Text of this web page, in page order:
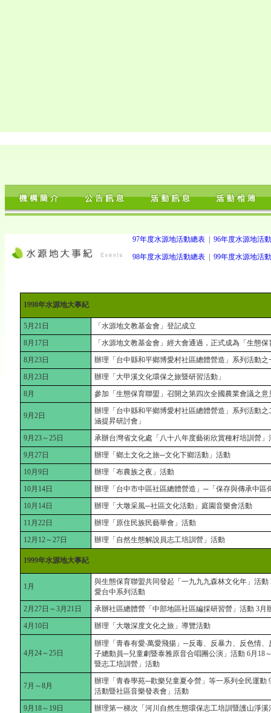
97年度水源地活動總表 96年度水源地活
98年度水源地活動總表 99年度水源地活
1998年水源地大事紀
5月21日
「水源地文教基金會」登記成立
8月17日
「水源地文教基金會」經大會通過，正式成為「生態
8月23日
辦理「台中縣和平鄉博愛村社區總體營造」系列活動
8月23日
辦理「大甲溪文化環保之旅暨研習活動」
8月
參加「生態保育聯盟」召開之第四次全國農業會議之意
9月2日
辦理「台中縣和平鄉博愛村社區總體營造」系列活動
涵提昇研討會」
9月23～25日
承辦台灣省文化處「八十八年度藝術欣賞種籽培訓營」
9月27日
辦理「鄉土文化之旅─文化下鄉活動」活動
10月9日
辦理「布農族之夜」活動
10月14日
辦理「台中市中區社區總體營造」─「保存與傳承中區
10月14日
辦理「大墩采風─社區文化活動」庭園音樂會活動
11月22日
辦理「原住民族民藝華會」活動
12月12～27日
辦理「自然生態解說員志工培訓營」活動
1999年水源地大事紀
1月
與生態保育聯盟共同發起「一九九九森林文化年」活
愛台中系列活動
2月27日～3月21日
承辦社區總體營「中部地區社區編採研習營」活動 3月
4月10日
辦理「大墩深度文化之旅」導覽活動
4月24～25日
辦理「青春有愛‧萬愛飛揚」─反毒、反暴力、反色情
子總動員─兒童劇暨泰雅原音合唱團公演」活動 6月18
暨志工培訓營」活動
7月～8月
辦理「青春學苑─歡樂兒童夏令營」等一系列全民運
活動暨社區音樂發表會」活動
9月18～19日
辦理第一梯次「河川自然生態環保志工培訓暨護山淨溪